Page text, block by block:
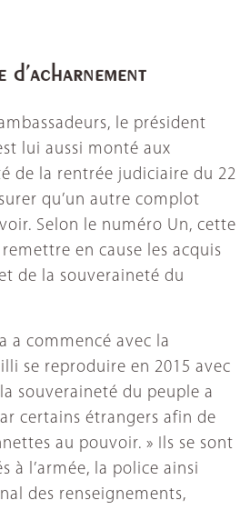
d’acharnement
le président
lui aussi monté aux
de la rentrée judiciaire du 22
qu’un autre complot
Selon le numéro Un, cette
en cause les acquis
de la souveraineté du
a commencé avec la
se reproduire en 2015 avec
souveraineté du peuple a
certains étrangers afin de
au pouvoir. » Ils se sont
à l’armée, la police ainsi
des renseignements,